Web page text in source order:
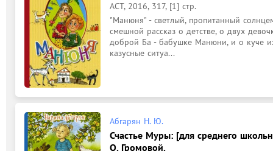
АСТ, 2016, 317, [1] стр.
"Манюня" - светлый, пропитанный
смешной рассказ о детстве, о двух
доброй Ба - бабушке Манюни, и о куче
казусные ситуа...
Абгарян Н. Ю.
Счастье Муры: [для среднего
О. Громовой.